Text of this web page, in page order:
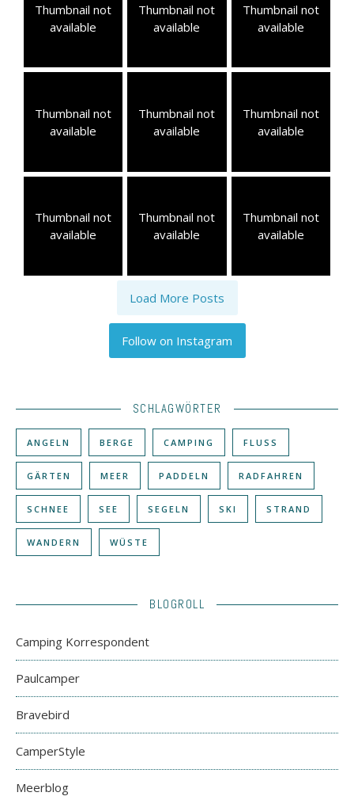
Thumbnail not
available
Thumbnail not
available
Thumbnail not
available
Thumbnail not
available
Thumbnail not
available
Thumbnail not
available
Thumbnail not
available
Thumbnail not
available
Thumbnail not
available
Load More Posts
Follow on Instagram
SCHLAGWÖRTER
ANGELN BERGE CAMPING FLUSS
GÄRTEN MEER PADDELN RADFAHREN
SCHNEE SEE SEGELN SKI STRAND
WANDERN WÜSTE
BLOGROLL
Camping Korrespondent
Paulcamper
Bravebird
CamperStyle
Meerblog